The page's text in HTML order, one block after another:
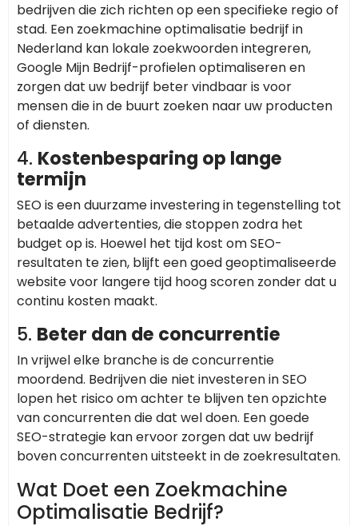
bedrijven die zich richten op een specifieke regio of
stad. Een zoekmachine optimalisatie bedrijf in
Nederland kan lokale zoekwoorden integreren,
Google Mijn Bedrijf-profielen optimaliseren en
zorgen dat uw bedrijf beter vindbaar is voor
mensen die in de buurt zoeken naar uw producten
of diensten.
4. Kostenbesparing op lange
termijn
SEO is een duurzame investering in tegenstelling tot
betaalde advertenties, die stoppen zodra het
budget op is. Hoewel het tijd kost om SEO-
resultaten te zien, blijft een goed geoptimaliseerde
website voor langere tijd hoog scoren zonder dat u
continu kosten maakt.
5. Beter dan de concurrentie
In vrijwel elke branche is de concurrentie
moordend. Bedrijven die niet investeren in SEO
lopen het risico om achter te blijven ten opzichte
van concurrenten die dat wel doen. Een goede
SEO-strategie kan ervoor zorgen dat uw bedrijf
boven concurrenten uitsteekt in de zoekresultaten.
Wat Doet een Zoekmachine
Optimalisatie Bedrijf?